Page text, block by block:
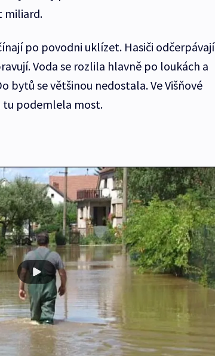
miliard.
po povodni uklízet. Hasiči odčerpávají
Voda se rozlila hlavně po loukách a
bytů se většinou nedostala. Ve Višňové
tu podemlela most.